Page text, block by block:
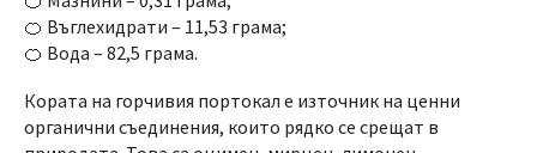
🍊 Въглехидрати – 11,53 грама;
🍊 Вода – 82,5 грама.
Кората на горчивия портокал е източник на ценни
органични съединения, които рядко се срещат в